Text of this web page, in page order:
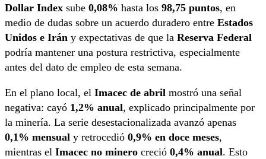
Dollar Index sube 0,08% hasta los 98,75 puntos, en
medio de dudas sobre un acuerdo duradero entre Estados
Unidos e Irán y expectativas de que la Reserva Federal
podría mantener una postura restrictiva, especialmente
antes del dato de empleo de esta semana.
En el plano local, el Imacec de abril mostró una señal
negativa: cayó 1,2% anual, explicado principalmente por
la minería. La serie desestacionalizada avanzó apenas
0,1% mensual y retrocedió 0,9% en doce meses,
mientras el Imacec no minero creció 0,4% anual. Esto